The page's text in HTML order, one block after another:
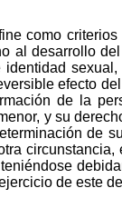
como
al desarrollo
efecto
de la
y su
de
de este